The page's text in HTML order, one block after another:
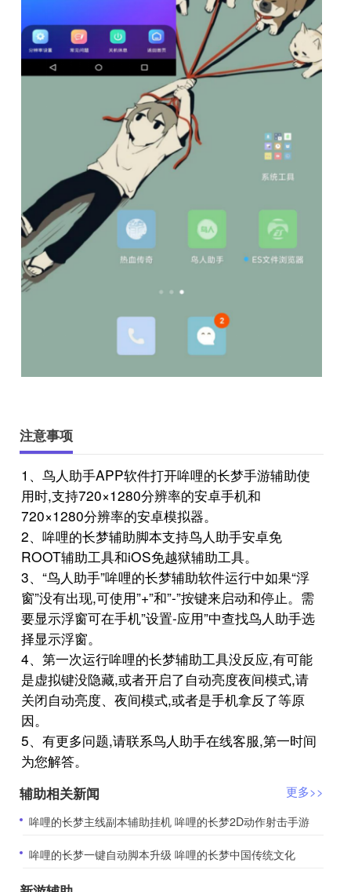
注意事项
1、鸟人助手APP软件打开哞哩的长梦手游辅助使
用时,支持720×1280分辨率的安卓手机和
720×1280分辨率的安卓模拟器。
2、哞哩的长梦辅助脚本支持鸟人助手安卓免
ROOT辅助工具和iOS免越狱辅助工具。
3、“鸟人助手”哞哩的长梦辅助软件运行中如果“浮
窗”没有出现,可使用”+”和”-”按键来启动和停止。需
要显示浮窗可在手机”设置-应用”中查找鸟人助手选
择显示浮窗。
4、第一次运行哞哩的长梦辅助工具没反应,有可能
是虚拟键没隐藏,或者开启了自动亮度夜间模式,请
关闭自动亮度、夜间模式,或者是手机拿反了等原
因。
5、有更多问题,请联系鸟人助手在线客服,第一时间
为您解答。
辅助相关新闻
更多>>
​哞哩的长梦主线副本辅助挂机 哞哩的长梦2D动作射击手游
​哞哩的长梦一键自动脚本升级 哞哩的长梦中国传统文化